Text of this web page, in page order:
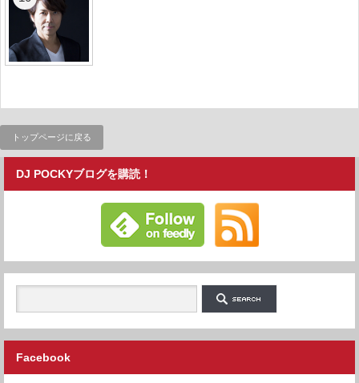
トップページに戻る
DJ POCKYブログを購読！
Facebook